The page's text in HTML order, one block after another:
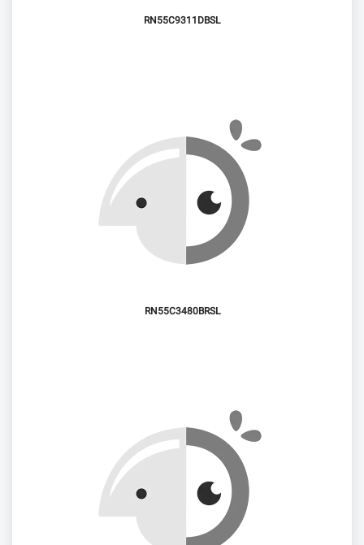
RN55C9311DBSL
RN55C3480BRSL